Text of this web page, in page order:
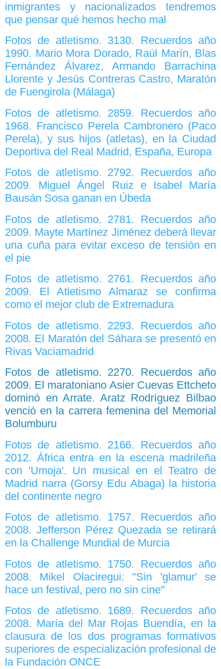
inmigrantes y nacionalizados tendremos
que pensar qué hemos hecho mal
Fotos de atletismo. 3130. Recuerdos año
1990. Mario Mora Dorado, Raúl Marín, Blas
Fernández Álvarez, Armando Barrachina
Llorente y Jesús Contreras Castro, Maratón
de Fuengirola (Málaga)
Fotos de atletismo. 2859. Recuerdos año
1968. Francisco Perela Cambronero (Paco
Perela), y sus hijos (atletas), en la Ciudad
Deportiva del Real Madrid, España, Europa
Fotos de atletismo. 2792. Recuerdos año
2009. Miguel Ángel Ruiz e Isabel María
Bausán Sosa ganan en Úbeda
Fotos de atletismo. 2781. Recuerdos año
2009. Mayte Martínez Jiménez deberá llevar
una cuña para evitar exceso de tensión en
el pie
Fotos de atletismo. 2761. Recuerdos año
2009. El Atletismo Almaraz se confirma
como el mejor club de Extremadura
Fotos de atletismo. 2293. Recuerdos año
2008. El Maratón del Sáhara se presentó en
Rivas Vaciamadrid
Fotos de atletismo. 2270. Recuerdos año
2009. El maratoniano Asier Cuevas Ettcheto
dominó en Arrate. Aratz Rodríguez Bilbao
venció en la carrera femenina del Memorial
Bolumburu
Fotos de atletismo. 2166. Recuerdos año
2012. África entra en la escena madrileña
con 'Umoja'. Un musical en el Teatro de
Madrid narra (Gorsy Edu Abaga) la historia
del continente negro
Fotos de atletismo. 1757. Recuerdos año
2008. Jefferson Pérez Quezada se retirará
en la Challenge Mundial de Murcia
Fotos de atletismo. 1750. Recuerdos año
2008. Mikel Olaciregui: "Sin 'glamur' se
hace un festival, pero no sin cine"
Fotos de atletismo. 1689. Recuerdos año
2008. María del Mar Rojas Buendía, en la
clausura de los dos programas formativos
superiores de especialización profesional de
la Fundación ONCE